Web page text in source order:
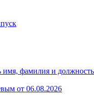
фамилия и
от 06.08.2026